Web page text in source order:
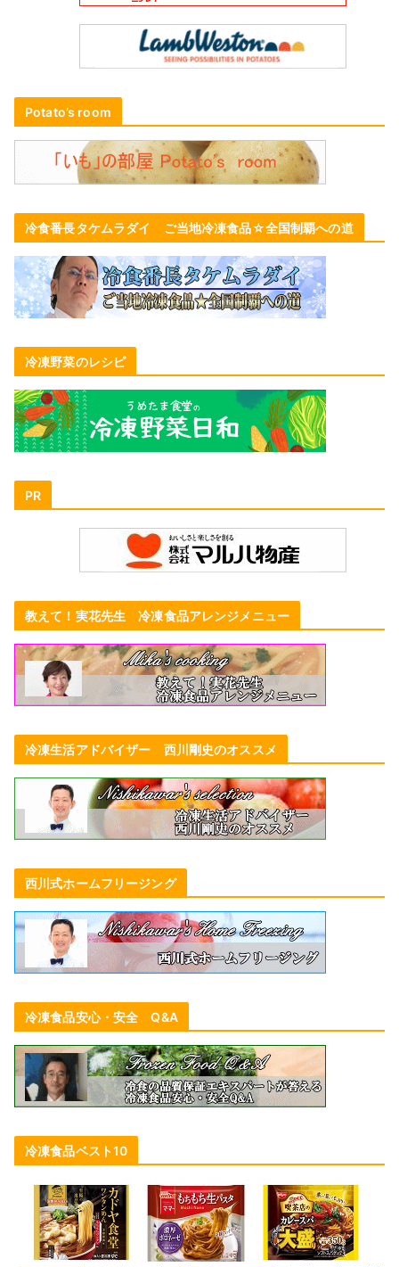
Potato’s room
冷食番長タケムラダイ ご当地冷凍食品☆全国制覇への道
冷凍野菜のレシピ
PR
教えて！実花先生 冷凍食品アレンジメニュー
冷凍生活アドバイザー 西川剛史のオススメ
西川式ホームフリージング
冷凍食品安心・安全 Q&A
冷凍食品ベスト10